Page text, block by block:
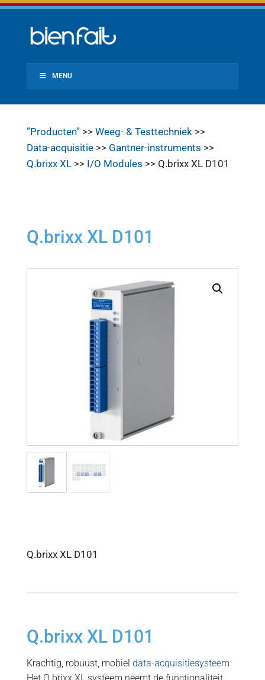
MENU
”Producten”>> Weeg- & Testtechniek>>
Data-acquisitie>> Gantner-instruments >>
Q.brixx XL>> I/O Modules >> Q.brixx XL D101
Q.brixx XL D101
Q.brixx XL D101
Q.brixx XL D101
Krachtig, robuust, mobiel data-acquisitiesysteem